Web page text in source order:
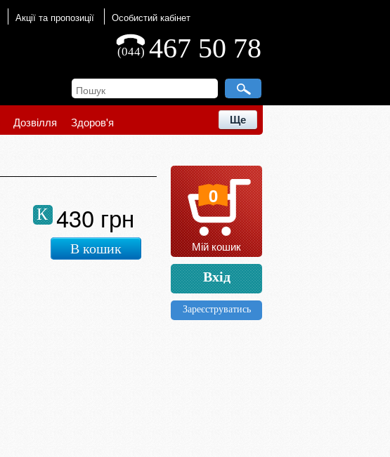
Акції та пропозиції Особистий кабінет
467 50 78
(044)
Дозвілля Здоров'я Ще
430 грн
К
В кошик
0
Мій кошик
Вхід
Зареєструватись